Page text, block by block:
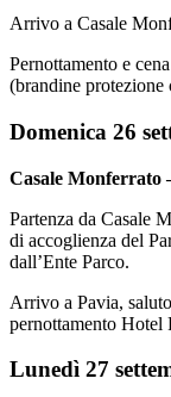
Arrivo a Casale
Pernottamento e
(brandine protezione
Domenica 26
Casale Monferrato
Partenza da Casale
di accoglienza del
dall’Ente Parco.
Arrivo a Pavia,
pernottamento Hotel
Lunedì 27